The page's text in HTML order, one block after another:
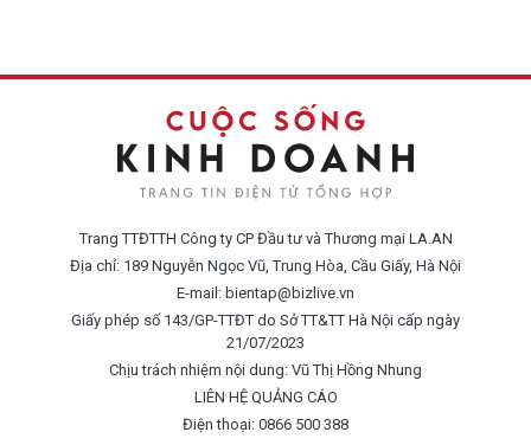
Trang TTĐTTH Công ty CP Đầu tư và Thương mại LA.AN
Địa chỉ: 189 Nguyễn Ngọc Vũ, Trung Hòa, Cầu Giấy, Hà Nội
E-mail: bientap@bizlive.vn
Giấy phép số 143/GP-TTĐT do Sở TT&TT Hà Nội cấp ngày
21/07/2023
Chịu trách nhiệm nội dung: Vũ Thị Hồng Nhung
LIÊN HỆ QUẢNG CÁO
Điện thoại: 0866 500 388